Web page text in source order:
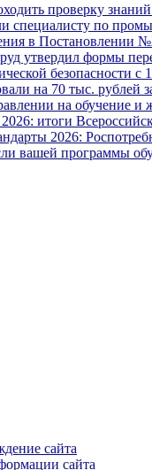
проверку
специалисту по
в Постановлении
утвердил формы
безопасности с
на 70 тыс. рублей
на обучение и
итоги
2026:
вашей программы
сайта
сайта